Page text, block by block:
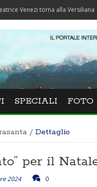
torna alla Versiliana
SPECIALI FOTO
/ Dettaglio
per il
2024 0